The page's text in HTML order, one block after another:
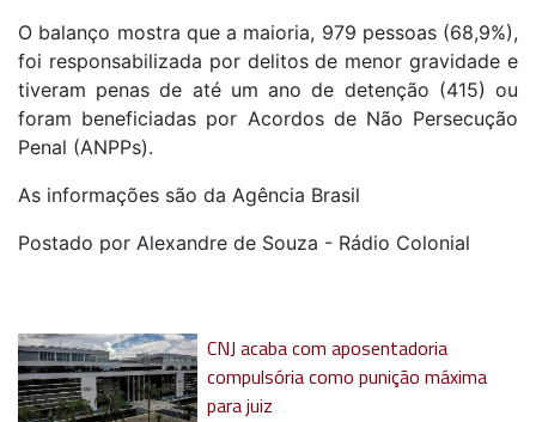
O balanço mostra que a maioria, 979 pessoas (68,9%),
foi responsabilizada por delitos de menor gravidade e
tiveram penas de até um ano de detenção (415) ou
foram beneficiadas por Acordos de Não Persecução
Penal (ANPPs).
As informações são da Agência Brasil
Postado por Alexandre de Souza - Rádio Colonial
CNJ acaba com aposentadoria
compulsória como punição máxima
para juiz